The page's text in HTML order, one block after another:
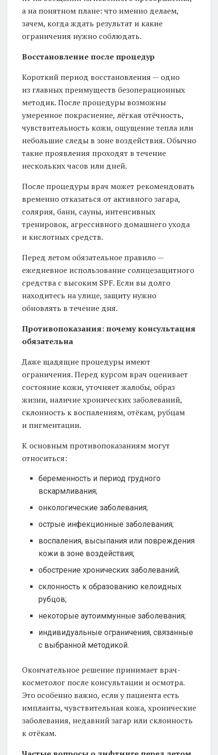
а на понятном плане: что именно делаем,
зачем, когда ждать результат и какие
ограничения нужно соблюдать.
Восстановление после процедур
Короткий период восстановления — одно
из главных преимуществ безоперационных
методик. После процедуры возможны
умеренное покраснение, лёгкая отёчность,
чувствительность кожи, ощущение тепла или
небольшие следы в зоне воздействия. Обычно
такие проявления проходят в течение
нескольких часов или дней.
После процедуры врач может рекомендовать
временно отказаться от активного загара,
солярия, бани, сауны, интенсивных
тренировок, агрессивного домашнего ухода
и кислотных средств.
Перед летом обязательное правило —
ежедневное использование солнцезащитного
средства с высоким SPF. Если вы долго
находитесь на улице, защиту нужно
обновлять в течение дня.
Противопоказания: почему консультация
обязательна
Даже щадящие процедуры имеют
ограничения. Перед курсом врач оценивает
состояние кожи, уточняет жалобы, образ
жизни, наличие хронических заболеваний,
склонность к воспалениям, отёкам, рубцам
и пигментации.
К основным противопоказаниям могут
относиться:
беременность и период грудного
вскармливания;
онкологические заболевания;
острые инфекционные заболевания;
воспаления, высыпания или повреждения
кожи в зоне воздействия;
обострение хронических заболеваний;
склонность к образованию келоидных
рубцов;
некоторые аутоиммунные заболевания;
индивидуальные ограничения, связанные
с выбранной методикой.
Окончательное решение принимает врач-
косметолог после консультации и осмотра.
Это особенно важно, если у пациента есть
импланты, чувствительная кожа, хронические
заболевания, недавний загар или склонность
к отёкам.